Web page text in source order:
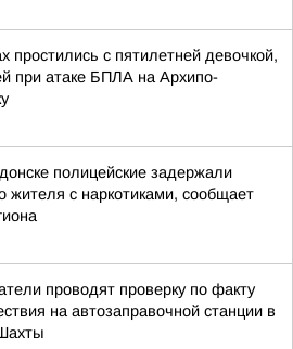
простились с пятилетней девочкой,
при атаке БПЛА на Архипо-
полицейские задержали
жителя с наркотиками, сообщает
проводят проверку по факту
на автозаправочной станции в